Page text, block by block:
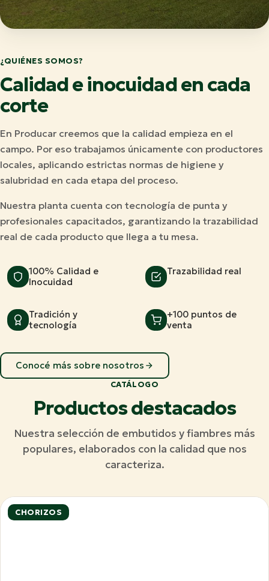
¿QUIÉNES SOMOS?
Calidad e inocuidad en cada
corte
En Producar creemos que la calidad empieza en el
campo. Por eso trabajamos únicamente con productores
locales, aplicando estrictas normas de higiene y
salubridad en cada etapa del proceso.
Nuestra planta cuenta con tecnología de punta y
profesionales capacitados, garantizando la trazabilidad
real de cada producto que llega a tu mesa.
100% Calidad e
Inocuidad
Trazabilidad real
Tradición y
tecnología
+100 puntos de
venta
Conocé más sobre nosotros
CATÁLOGO
Productos destacados
Nuestra selección de embutidos y fiambres más
populares, elaborados con la calidad que nos
caracteriza.
CHORIZOS